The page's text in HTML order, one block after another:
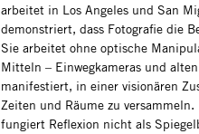
arbeitet in Los Angeles und San
demonstriert, dass Fotografie die
Sie arbeitet ohne optische
Mitteln – Einwegkameras und
manifestiert, in einer visionären
Zeiten und Räume zu
fungiert Reflexion nicht als